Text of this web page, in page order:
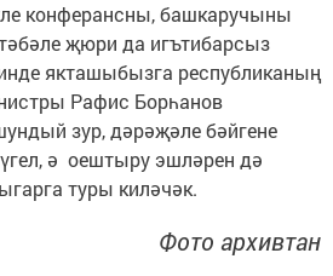
конферансны, башкаручыны
җюри да игътибарсыз
якташыбызга республиканың
Рафис Борһанов
зур, дәрәҗәле бәйгене
ә оештыру эшләрен дә
туры киләчәк.
Фото архивтан